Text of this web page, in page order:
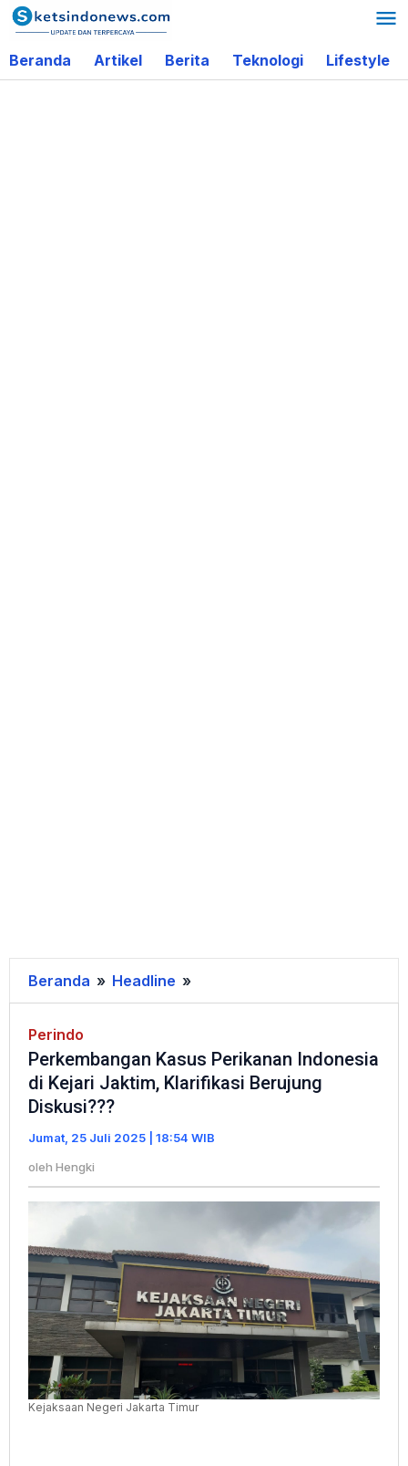
Lewati
ke
konten
Beranda Artikel Berita Teknologi Lifestyle
Beranda » Headline »
Kasus
Indonesia
di
Jaktim,
Berujung
Perindo
Perkembangan Kasus Perikanan Indonesia
di Kejari Jaktim, Klarifikasi Berujung
Diskusi???
Jumat, 25 Juli 2025 | 18:54 WIB
oleh Hengki
Kejaksaan Negeri Jakarta Timur